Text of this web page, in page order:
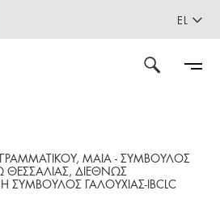
EL
ΜΑΊΑ - ΣΎΜΒΟΥΛΟΣ
ΘΕΣΣΑΛΊΑΣ, ΔΙΕΘΝΏΣ
ΣΎΜΒΟΥΛΟΣ ΓΑΛΟΥΧΊΑΣ-IBCLC